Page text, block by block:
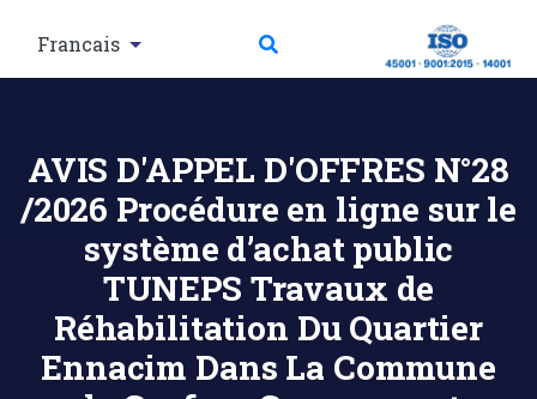
Francais
AVIS D'APPEL D'OFFRES N°28
/2026 Procédure en ligne sur le
système d’achat public
TUNEPS Travaux de
Réhabilitation Du Quartier
Ennacim Dans La Commune